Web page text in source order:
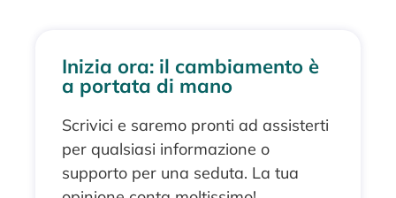
Inizia ora: il cambiamento è
a portata di mano
Scrivici e saremo pronti ad assisterti
per qualsiasi informazione o
supporto per una seduta. La tua